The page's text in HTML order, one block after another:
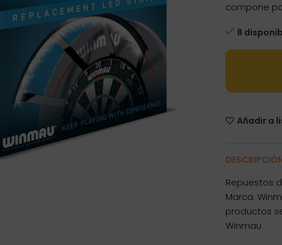
compone
8
Añadir a
Repuestos
Marca:
productos
Winmau